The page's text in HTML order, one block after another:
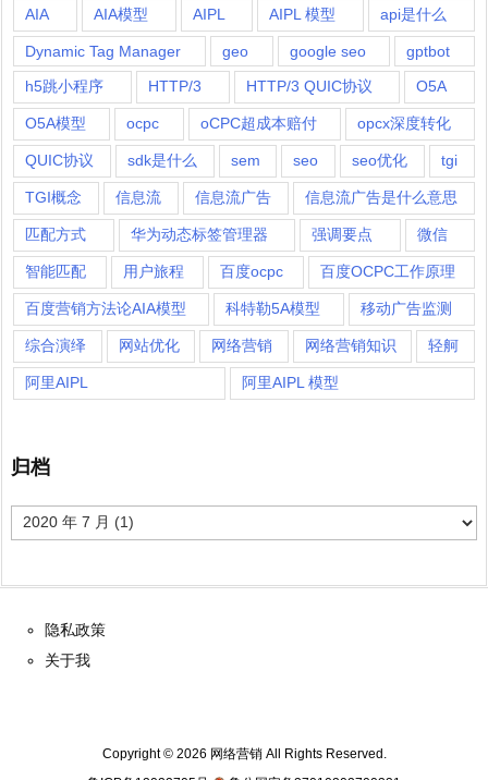
AIA AIA模型 AIPL AIPL 模型 api是什么
Dynamic Tag Manager geo google seo
gptbot
h5跳小程序
HTTP/3 HTTP/3 QUIC协议 O5A
O5A模型 ocpc oCPC超成本赔付 opcx深度转化
QUIC协议 sdk是什么 sem seo seo优化 tgi
TGI概念 信息流 信息流广告 信息流广告是什么意思
匹配方式 华为动态标签管理器 强调要点 微信
智能匹配 用户旅程 百度ocpc 百度OCPC工作原理
百度营销方法论AIA模型 科特勒5A模型 移动广告监测
综合演绎 网站优化 网络营销 网络营销知识 轻舸
阿里AIPL 阿里AIPL 模型
归档
归
隐私政策
关于我
Copyright © 2026 网络营销All Rights Reserved.